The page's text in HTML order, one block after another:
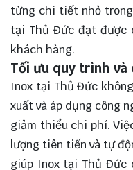
từng chi tiết nhỏ
tại Thủ Đức đạt được
khách hàng.
Tối ưu quy trình và
Inox tại Thủ Đức
xuất và áp dụng công
giảm thiểu chi phí.
lượng tiên tiến và tự
giúp Inox tại Thủ Đức